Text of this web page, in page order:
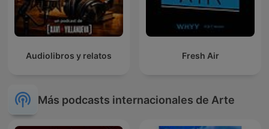
Audiolibros y relatos Fresh Air
Más podcasts internacionales de Arte